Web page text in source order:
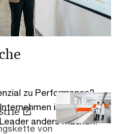
zu Performance?
im globalen
anders machen.
von